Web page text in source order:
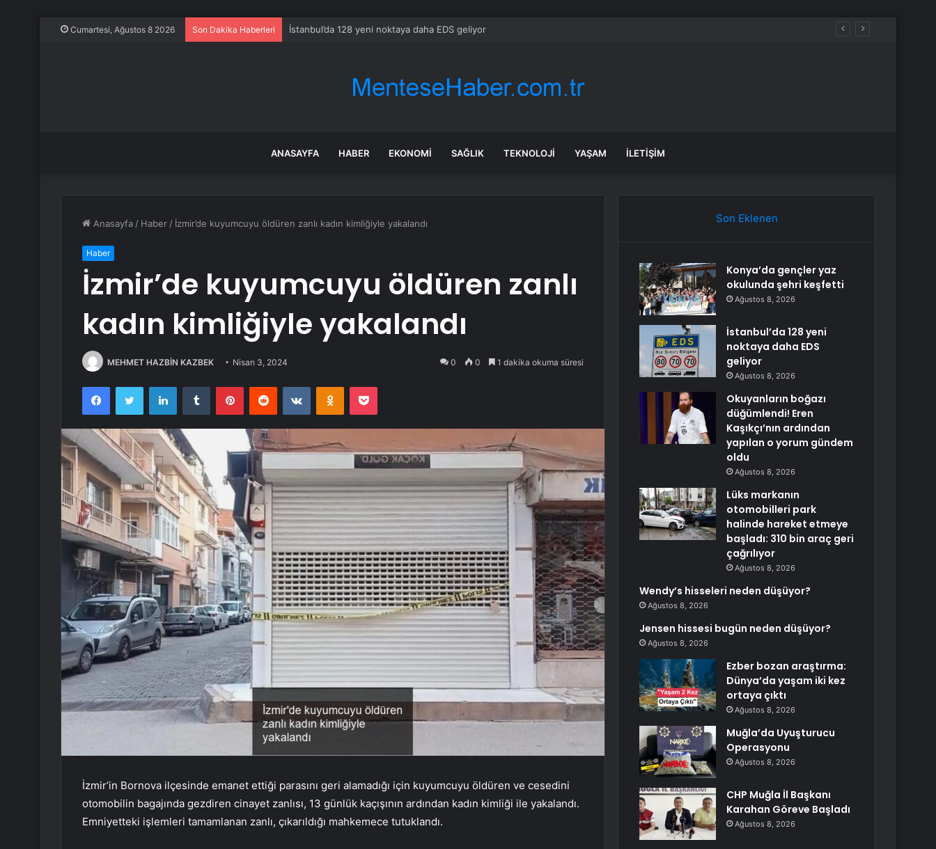
Cumartesi, Ağustos 8 2026 Son Dakika Haberleri İstanbul’da 128 yeni noktaya daha EDS geliyor
ANASAYFA HABER EKONOMI SAĞLIK TEKNOLOJI YAŞAM İLETIŞIM
Anasayfa / Haber / İzmir’de kuyumcuyu öldüren zanlı kadın kimliğiyle yakalandı
Haber
İzmir’de kuyumcuyu öldüren zanlı
kadın kimliğiyle yakalandı
MEHMET HAZBİN KAZBEK Nisan 3, 2024 0 0 1 dakika okuma süresi
FacebookTwitter LinkedInTumblr PinterestReddit VKontakteOdnoklassniki
Pocket
İzmir’in Bornova ilçesinde emanet ettiği parasını geri alamadığı için kuyumcuyu öldüren ve cesedini
otomobilin bagajında gezdiren cinayet zanlısı, 13 günlük kaçışının ardından kadın kimliği ile yakalandı.
Emniyetteki işlemleri tamamlanan zanlı, çıkarıldığı mahkemece tutuklandı.
Son Eklenen
Konya’da gençler yaz
okulunda şehri keşfetti
Ağustos 8, 2026
İstanbul’da 128 yeni
noktaya daha EDS
geliyor
Ağustos 8, 2026
Okuyanların boğazı
düğümlendi! Eren
Kaşıkçı’nın ardından
yapılan o yorum gündem
oldu
Ağustos 8, 2026
Lüks markanın
otomobilleri park
halinde hareket etmeye
başladı: 310 bin araç geri
çağrılıyor
Ağustos 8, 2026
Wendy’s hisseleri neden düşüyor?
Ağustos 8, 2026
Jensen hissesi bugün neden düşüyor?
Ağustos 8, 2026
Ezber bozan araştırma:
Dünya’da yaşam iki kez
ortaya çıktı
Ağustos 8, 2026
Muğla’da Uyuşturucu
Operasyonu
Ağustos 8, 2026
CHP Muğla İl Başkanı
Karahan Göreve Başladı
Ağustos 8, 2026